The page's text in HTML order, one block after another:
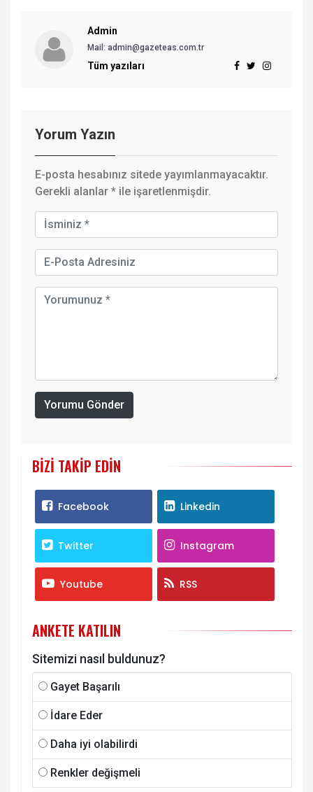
Admin
Mail: admin@gazeteas.com.tr
Tüm yazıları
Yorum Yazın
E-posta hesabınız sitede yayımlanmayacaktır.
Gerekli alanlar * ile işaretlenmişdir.
Yorumu Gönder
BIZI TAKIP EDIN
Facebook Linkedin
Twitter Instagram
Youtube RSS
ANKETE KATILIN
Sitemizi nasıl buldunuz?
Gayet Başarılı
İdare Eder
Daha iyi olabilirdi
Renkler değişmeli